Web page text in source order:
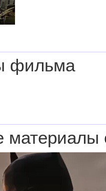
фильма
материалы